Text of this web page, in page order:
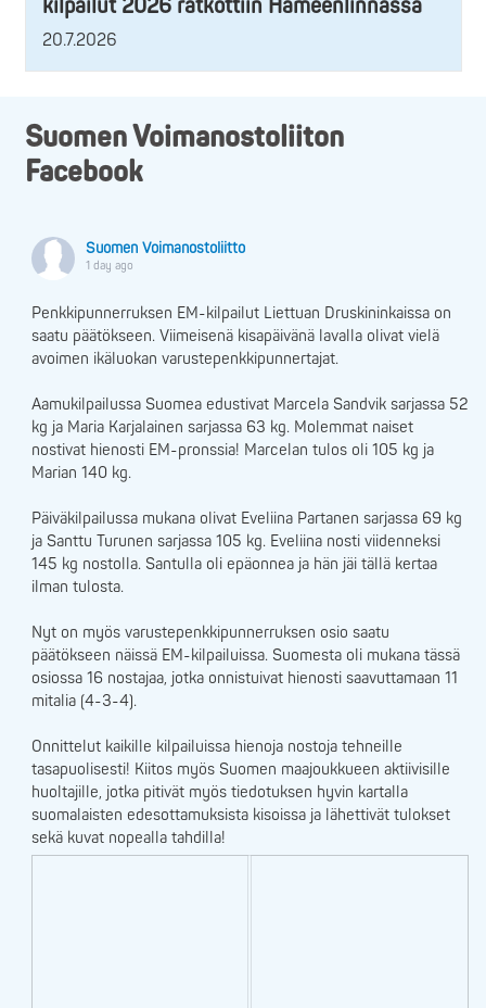
kilpailut 2026 ratkottiin Hämeenlinnassa
20.7.2026
Suomen Voimanostoliiton
Facebook
Suomen Voimanostoliitto
1 day ago
Penkkipunnerruksen EM-kilpailut Liettuan Druskininkaissa on
saatu päätökseen. Viimeisenä kisapäivänä lavalla olivat vielä
avoimen ikäluokan varustepenkkipunnertajat.
Aamukilpailussa Suomea edustivat Marcela Sandvik sarjassa 52
kg ja Maria Karjalainen sarjassa 63 kg. Molemmat naiset
nostivat hienosti EM-pronssia! Marcelan tulos oli 105 kg ja
Marian 140 kg.
Päiväkilpailussa mukana olivat Eveliina Partanen sarjassa 69 kg
ja Santtu Turunen sarjassa 105 kg. Eveliina nosti viidenneksi
145 kg nostolla. Santulla oli epäonnea ja hän jäi tällä kertaa
ilman tulosta.
Nyt on myös varustepenkkipunnerruksen osio saatu
päätökseen näissä EM-kilpailuissa. Suomesta oli mukana tässä
osiossa 16 nostajaa, jotka onnistuivat hienosti saavuttamaan 11
mitalia (4-3-4).
Onnittelut kaikille kilpailuissa hienoja nostoja tehneille
tasapuolisesti! Kiitos myös Suomen maajoukkueen aktiivisille
huoltajille, jotka pitivät myös tiedotuksen hyvin kartalla
suomalaisten edesottamuksista kisoissa ja lähettivät tulokset
sekä kuvat nopealla tahdilla!